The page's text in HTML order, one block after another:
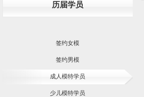
历届学员
签约女模
签约男模
成人模特学员
少儿模特学员